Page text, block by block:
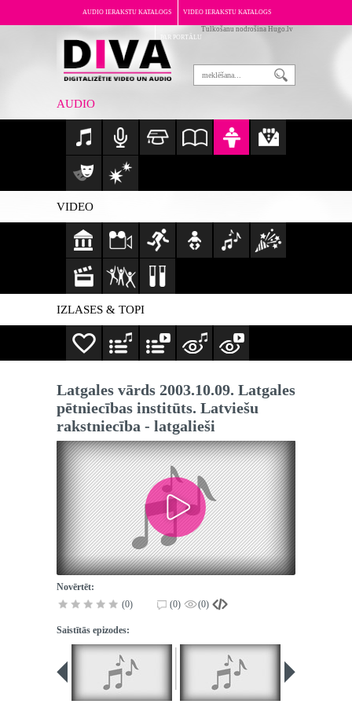
AUDIO IERAKSTU KATALOGS VIDEO IERAKSTU KATALOGS
PAR PORTĀLU
Tulkošanu nodrošina Hugo.lv
AUDIO
VIDEO
IZLASES & TOPI
Latgales vārds 2003.10.09. Latgales
pētniecības institūts. Latviešu
rakstniecība - latgalieši
Novērtēt:
(0)
(0) (0)
Saistītās epizodes: